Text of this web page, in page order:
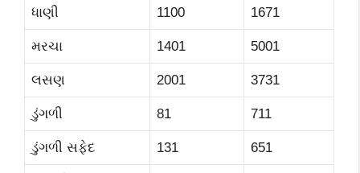
ધાણી 1100 1671
મરચા 1401 5001
લસણ 2001 3731
ડુંગળી 81 711
ડુંગળી સફેદ 131 651